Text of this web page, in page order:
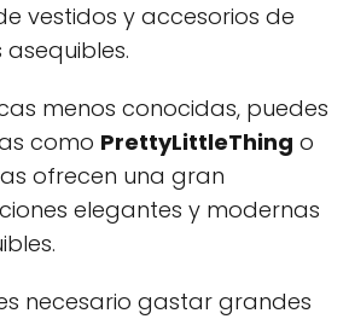
vestidos y accesorios de
menos conocidas, puedes
como PrettyLittleThing o
ofrecen una gran
elegantes y modernas
necesario gastar grandes